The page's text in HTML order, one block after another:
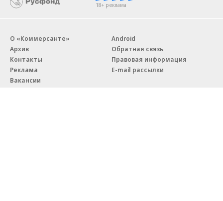
18+ реклама
О «Коммерсанте»
Архив
Контакты
Реклама
Вакансии
Android
Обратная связь
Правовая информация
E-mail рассылки